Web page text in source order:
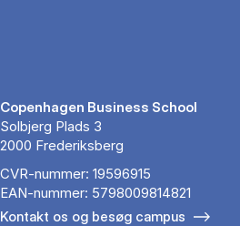
Copenhagen Business School
Solbjerg Plads 3
2000 Frederiksberg
CVR-nummer: 19596915
EAN-nummer: 5798009814821
Kontakt os og besøg campus